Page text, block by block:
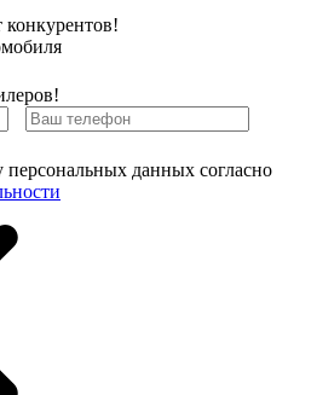
персональных данных согласно